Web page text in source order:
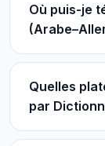
Où puis-je
Quelles
par